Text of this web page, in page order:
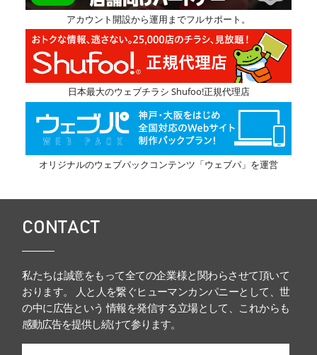
アカウント開設から運用までフルサポート。
日本最大のウェブチラシ Shufoo!正規代理店
オリジナルのウェブパックコンテンツ「ウェブパ」を運営
CONTACT
私たちは誠意をもって全ての企業様と関わらさせて頂いて
おります。 人と人を繋ぐヒューマンカンパニーとして、世
の中に広告という 情報を発信する立場として、これからも
感動広告を提供し続けて参ります。